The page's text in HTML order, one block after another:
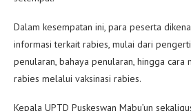
Dalam kesempatan ini, para peserta
informasi terkait rabies, mulai dari
penularan, bahaya penularan, hingga cara
rabies melalui vaksinasi rabies.
Kepala UPTD Puskeswan Mabu’un